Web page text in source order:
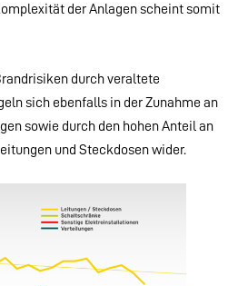
der Anlagen scheint somit
durch veraltete
sich ebenfalls in der Zunahme an
sowie durch den hohen Anteil an
und Steckdosen wider.